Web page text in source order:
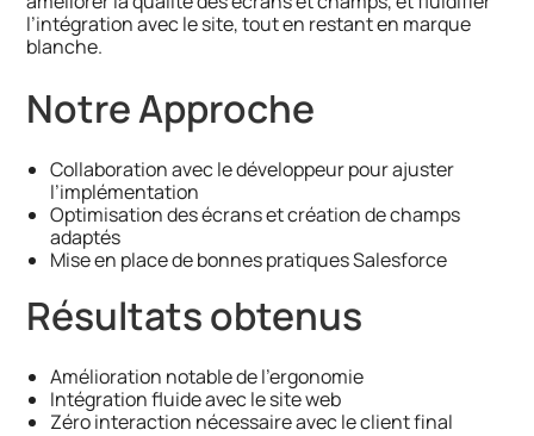
l’intégration avec le site, tout en restant en marque
blanche.
Notre Approche
Collaboration avec le développeur pour ajuster
l’implémentation
Optimisation des écrans et création de champs
adaptés
Mise en place de bonnes pratiques Salesforce
Résultats obtenus
Amélioration notable de l’ergonomie
Intégration fluide avec le site web
Zéro interaction nécessaire avec le client final